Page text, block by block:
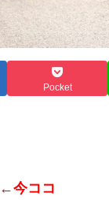
Pocket
←今ココ